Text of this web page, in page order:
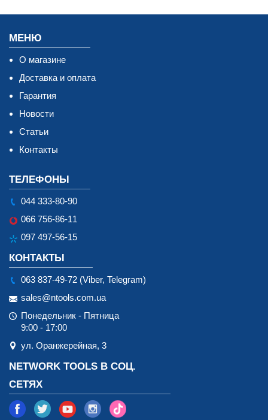
МЕНЮ
О магазине
Доставка и оплата
Гарантия
Новости
Статьи
Контакты
ТЕЛЕФОНЫ
044 333-80-90
066 756-86-11
097 497-56-15
КОНТАКТЫ
063 837-49-72 (Viber, Telegram)
sales@ntools.com.ua
Понедельник - Пятница
9:00 - 17:00
ул. Оранжерейная, 3
NETWORK TOOLS В СОЦ.
СЕТЯХ